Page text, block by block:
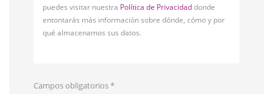
puedes visitar nuestra Política de Privacidaddonde
entontarás más información sobre dónde, cómo y por
qué almacenamos sus datos.
Campos obligatorios*